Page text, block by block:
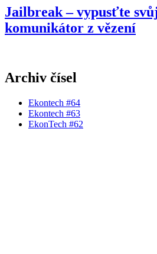
Jailbreak – vypusťte
komunikátor z vězení
Archiv čísel
Ekontech #64
Ekontech #63
EkonTech #62